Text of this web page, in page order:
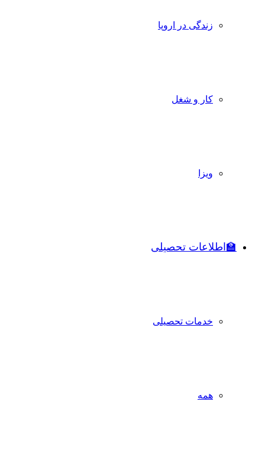
زندگی در اروپا
کار و شغل
ویزا
🏫اطلاعات تحصیلی
خدمات تحصیلی
همه